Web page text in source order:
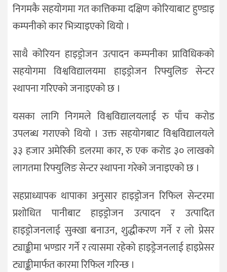
निगमकै सहयोगमा गत कात्तिकमा दक्षिण कोरियाबाट हुण्डाइ
कम्पनीको कार भित्र्याइएको थियो ।
साथै कोरियन हाइड्रोजन उत्पादन कम्पनीका प्राविधिकको
सहयोगमा विश्वविद्यालयमा हाइड्रोजन रिफ्युलिङ सेन्टर
स्थापना गरिएको जनाइएको छ ।
यसका लागि निगमले विश्वविद्यालयलाई रु पाँच करोड
उपलब्ध गराएको थियो । उक्त सहयोगबाट विश्वविद्यालयले
३३ हजार अमेरिकी डलरमा कार, रु एक करोड ३० लाखको
लागतमा रिफ्युलिङ सेन्टर स्थापना गरेको जनाइएको छ ।
सहप्राध्यापक थापाका अनुसार हाइड्रोजन रिफिल सेन्टरमा
प्रशोधित पानीबाट हाइड्रोजन उत्पादन र उत्पादित
हाइड्रोजनलाई सुक्खा बनाउन, शुद्धीकरण गर्ने र लो प्रेसर
ट्याङ्कीमा भण्डार गर्ने र त्यासमा रहेको हाइड्रेजनलाई हाइप्रेसर
ट्याङ्कीमार्फत कारमा रिफिल गरिन्छ ।